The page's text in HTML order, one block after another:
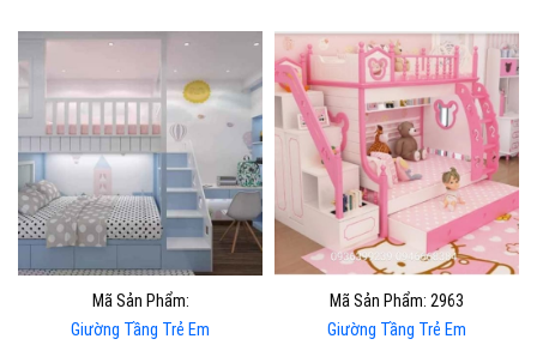
Mã Sản Phẩm:
Giường Tầng Trẻ Em
Mã Sản Phẩm: 2963
Giường Tầng Trẻ Em